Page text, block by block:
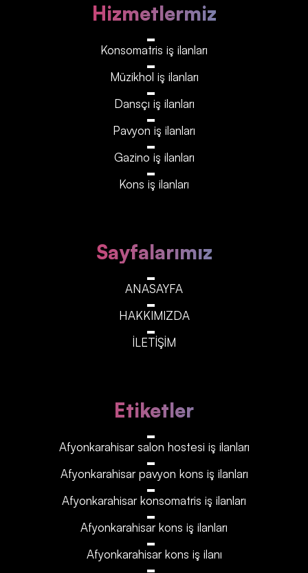
Hizmetlermiz
Konsomatris iş ilanları
Müzikhol iş ilanları
Dansçı iş ilanları
Pavyon iş ilanları
Gazino iş ilanları
Kons iş ilanları
Sayfalarımız
ANASAYFA
HAKKIMIZDA
İLETİŞİM
Etiketler
Afyonkarahisar‎‎‎‎ salon hostesi iş ilanları
Afyonkarahisar‎‎‎‎ pavyon kons iş ilanları
Afyonkarahisar‎‎‎‎ konsomatris iş ilanları
Afyonkarahisar‎‎‎‎ kons iş ilanları
Afyonkarahisar‎‎‎‎ kons iş ilanı